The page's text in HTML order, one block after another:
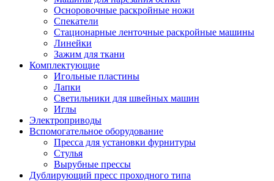
Осноровочные раскройные ножи
Спекатели
Стационарные ленточные раскройные машины
Линейки
Зажим для ткани
Комплектующие
Игольные пластины
Лапки
Светильники для швейных машин
Иглы
Электроприводы
Вспомогательное оборудование
Пресса для установки фурнитуры
Стулья
Вырубные прессы
Дублирующий пресс проходного типа